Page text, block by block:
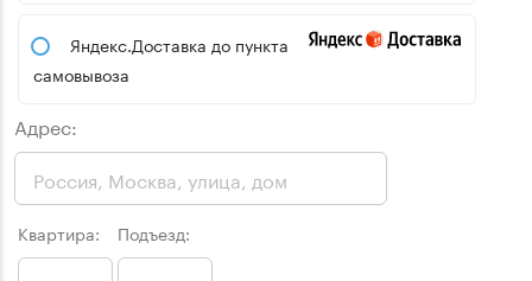
Яндекс.Доставка до пункта
самовывоза
Адрес:
Квартира: Подъезд: